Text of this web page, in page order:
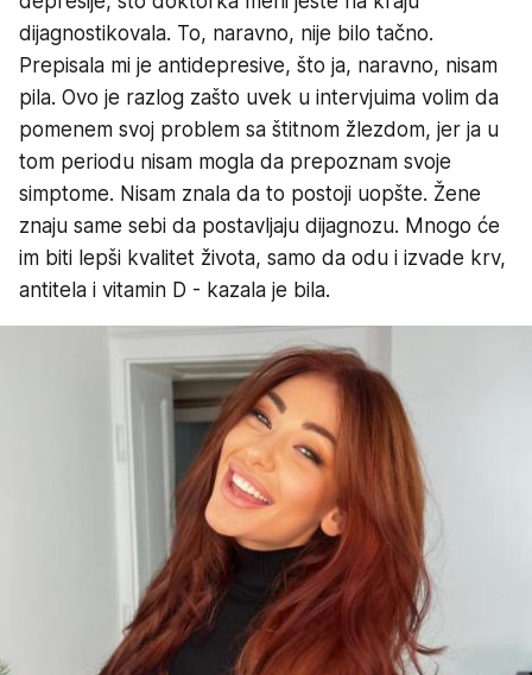
dijagnostikovala. To, naravno, nije bilo tačno.
Prepisala mi je antidepresive, što ja, naravno, nisam
pila. Ovo je razlog zašto uvek u intervjuima volim da
pomenem svoj problem sa štitnom žlezdom, jer ja u
tom periodu nisam mogla da prepoznam svoje
simptome. Nisam znala da to postoji uopšte. Žene
znaju same sebi da postavljaju dijagnozu. Mnogo će
im biti lepši kvalitet života, samo da odu i izvade krv,
antitela i vitamin D - kazala je bila.